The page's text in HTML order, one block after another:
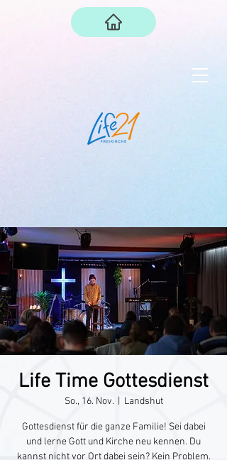
Life Time Gottesdienst
So., 16. Nov.
  |
Landshut
Gottesdienst für die ganze Familie! Sei dabei
und lerne Gott und Kirche neu kennen. Du
kannst nicht vor Ort dabei sein? Kein Problem.